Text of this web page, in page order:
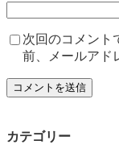
次回のコメント
前、メールアド
カテゴリー